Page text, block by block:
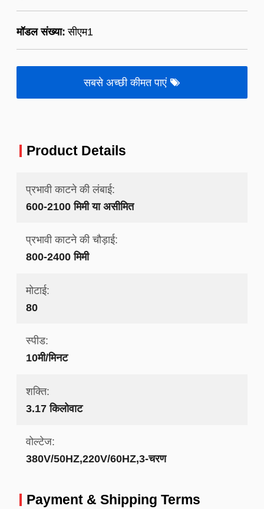
मॉडल संख्या: सीएम1
सबसे अच्छी कीमत पाएं
Product Details
प्रभावी काटने की लंबाई:
600-2100 मिमी या असीमित
प्रभावी काटने की चौड़ाई:
800-2400 मिमी
मोटाई:
80
स्पीड:
10मी/मिनट
शक्ति:
3.17 किलोवाट
वोल्टेज:
380V/50HZ,220V/60HZ,3-चरण
Payment & Shipping Terms